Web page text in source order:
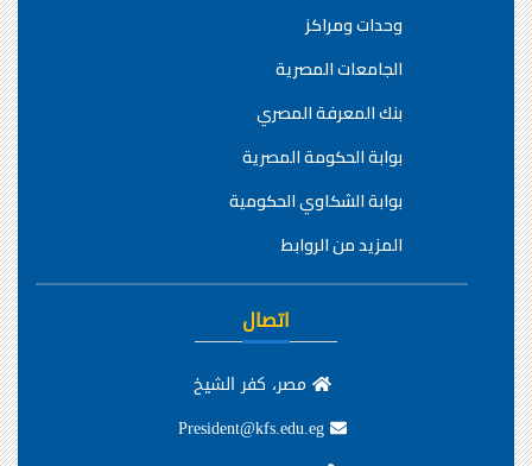
وحدات ومراكز
الجامعات المصرية
بنك المعرفة المصري
بوابة الحكومة المصرية
بوابة الشكاوي الحكومية
المزيد من الروابط
اتصال
مصر، كفر الشيخ